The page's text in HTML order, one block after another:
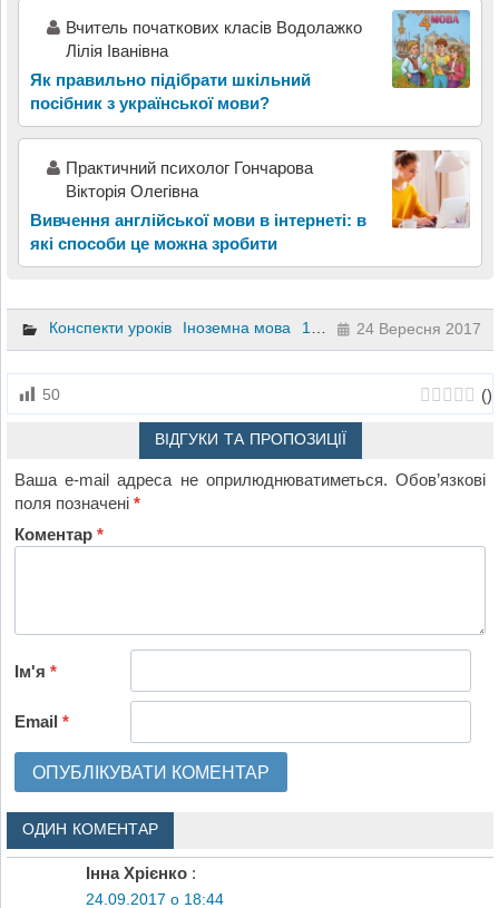
Вчитель початкових класів Водолажко
Лілія Іванівна
Як правильно підібрати шкільний
посібник з української мови?
Практичний психолог Гончарова
Вікторія Олегівна
Вивчення англійської мови в інтернеті: в
які способи це можна зробити
Конспекти уроків Іноземна мова 1 клас 2 клас 3 клас 4
24 Вересня 2017
50 ()
ВІДГУКИ ТА ПРОПОЗИЦІЇ
Ваша e-mail адреса не оприлюднюватиметься. Обов’язкові
поля позначені*
Коментар*
Ім'я*
Email*
ОДИН КОМЕНТАР
Інна Хрієнко :
24.09.2017 о 18:44